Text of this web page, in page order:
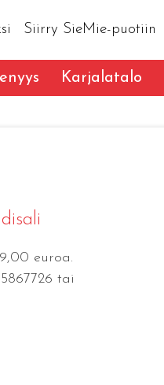
Siirry SieMie-puotiin
Karjalatalo
euroa.
tai